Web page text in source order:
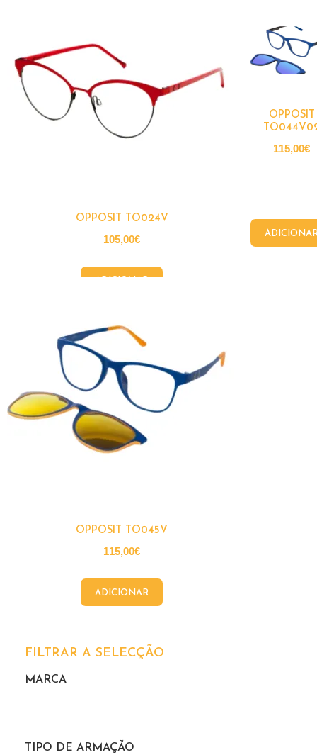
OPPOSIT TO024V
105,00€
OPPOSIT
115,00€
OPPOSIT TO045V
115,00€
ADICIONAR
FILTRAR A SELECÇÃO
MARCA
TIPO DE ARMAÇÃO